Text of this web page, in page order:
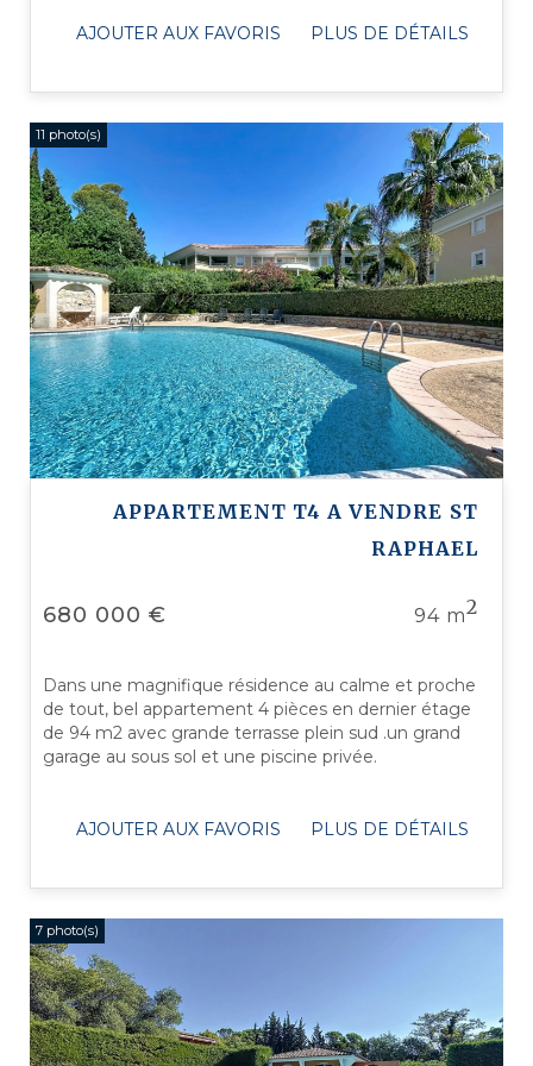
AJOUTER AUX FAVORIS
PLUS DE DÉTAILS
11 photo(s)
APPARTEMENT T4 A VENDRE ST
RAPHAEL
94 m2
680 000 €
Dans une magnifique résidence au calme et proche
de tout, bel appartement 4 pièces en dernier étage
de 94 m2 avec grande terrasse plein sud .un grand
garage au sous sol et une piscine privée.
AJOUTER AUX FAVORIS PLUS DE DÉTAILS
7 photo(s)